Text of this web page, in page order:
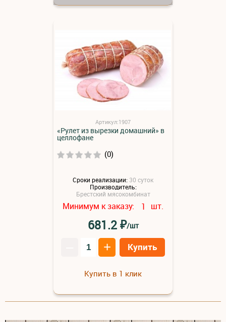
Артикул:1907
«Рулет из вырезки домашний» в
целлофане
(0)
Сроки реализации: 30 суток
Производитель:
Брестский мясокомбинат
Минимум к заказу: 1 шт.
681.2₽/шт
+ Купить
Купить в 1 клик